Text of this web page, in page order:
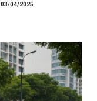
03/04/2025